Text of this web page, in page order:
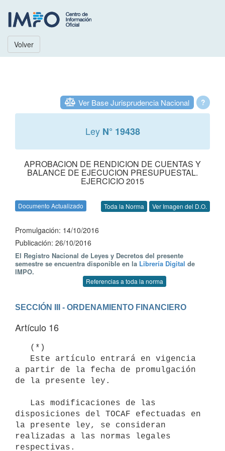
Volver
?
Ver Base Jurisprudencia Nacional
Ley N° 19438
APROBACION DE RENDICION DE CUENTAS Y
BALANCE DE EJECUCION PRESUPUESTAL.
EJERCICIO 2015
Documento Actualizado Toda la Norma Ver Imagen del D.O.
Promulgación: 14/10/2016
Publicación: 26/10/2016
El Registro Nacional de Leyes y Decretos del presente
semestre se encuentra disponible en la Librería Digital de
IMPO.
Referencias a toda la norma
SECCIÓN III - ORDENAMIENTO FINANCIERO
Artículo 16
a partir de la fecha de promulgación
de la presente ley.
disposiciones del TOCAF efectuadas en
la presente ley, se consideran
realizadas a las normas legales